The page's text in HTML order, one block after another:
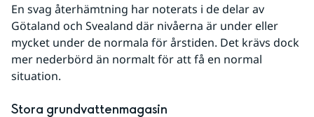
En svag återhämtning har noterats i de delar av
Götaland och Svealand där nivåerna är under eller
mycket under de normala för årstiden. Det krävs dock
mer nederbörd än normalt för att få en normal
situation.
Stora grundvattenmagasin